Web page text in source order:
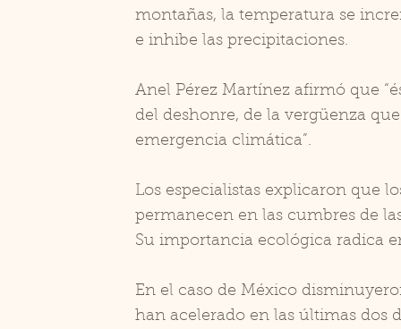
montañas, la temperatura se
e inhibe las precipitaciones.
Anel Pérez Martínez afirmó que
del deshonre, de la vergüenza
emergencia climática”.
Los especialistas explicaron que
permanecen en las cumbres de
Su importancia ecológica radica
En el caso de México
han acelerado en las últimas dos